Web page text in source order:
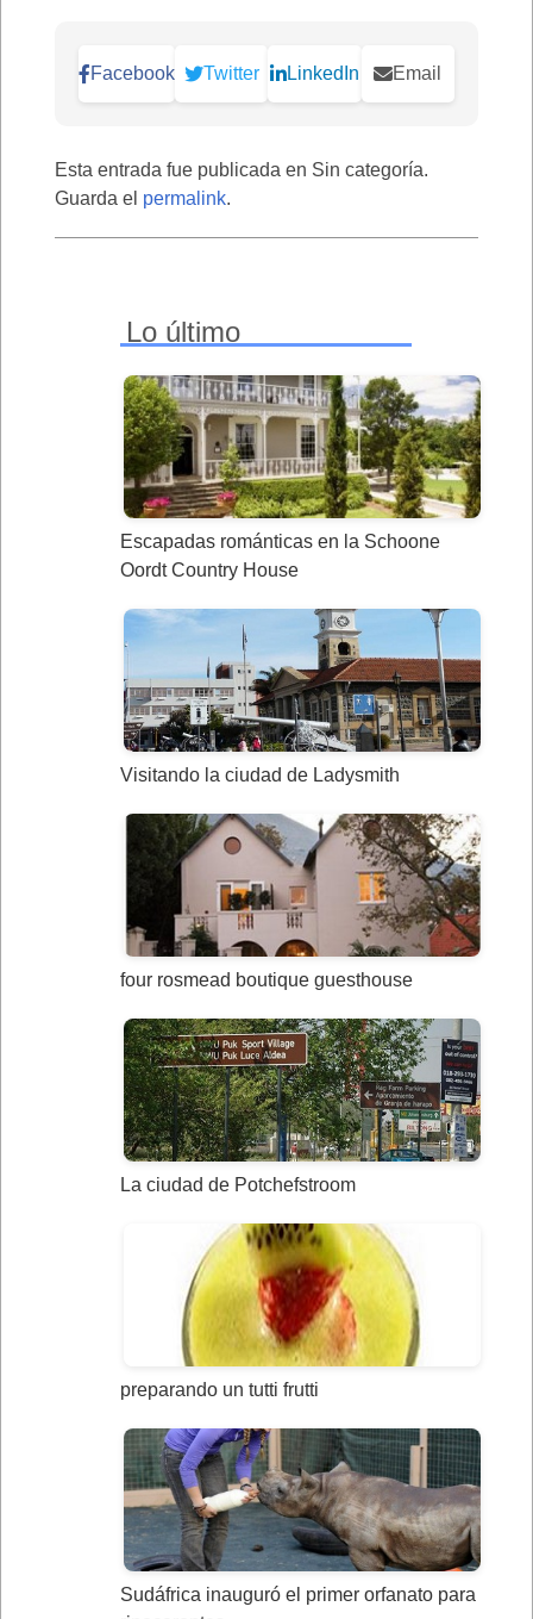
Facebook Twitter LinkedIn Email
Esta entrada fue publicada en Sin categoría.
Guarda el permalink.
Lo último
Escapadas románticas en la Schoone
Oordt Country House
Visitando la ciudad de Ladysmith
four rosmead boutique guesthouse
La ciudad de Potchefstroom
preparando un tutti frutti
Sudáfrica inauguró el primer orfanato para